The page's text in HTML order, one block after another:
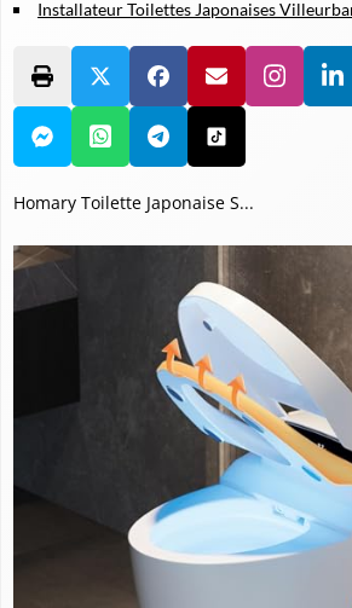
Installateur Toilettes Japonaises
Homary Toilette Japonaise S...